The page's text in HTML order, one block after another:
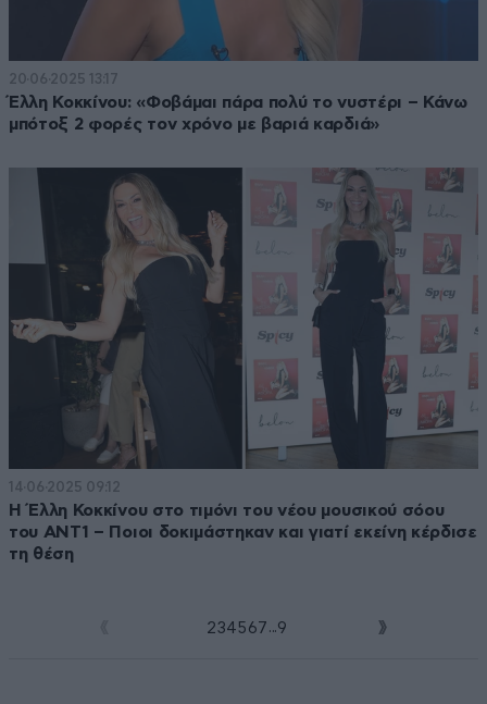
20·06·2025 13:17
Έλλη Κοκκίνου: «Φοβάμαι πάρα πολύ το νυστέρι – Κάνω
μπότοξ 2 φορές τον χρόνο με βαριά καρδιά»
14·06·2025 09:12
Η Έλλη Κοκκίνου στο τιμόνι του νέου μουσικού σόου
του ΑΝΤ1 – Ποιοι δοκιμάστηκαν και γιατί εκείνη κέρδισε
τη θέση
234 5 6 7 ...9